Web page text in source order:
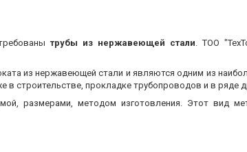
трубы из нержавеющей стали. ТОО
из нержавеющей стали и являются одним из
строительстве, прокладке трубопроводов и в ряде
размерами, методом изготовления. Этот вид